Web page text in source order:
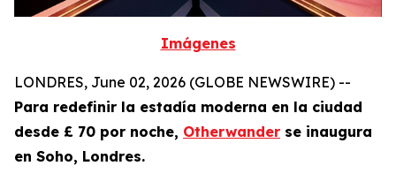
Imágenes
LONDRES, June 02, 2026 (GLOBE NEWSWIRE) --
Para redefinir la estadía moderna en la ciudad
desde £ 70 por noche, Otherwander se inaugura
en Soho, Londres.